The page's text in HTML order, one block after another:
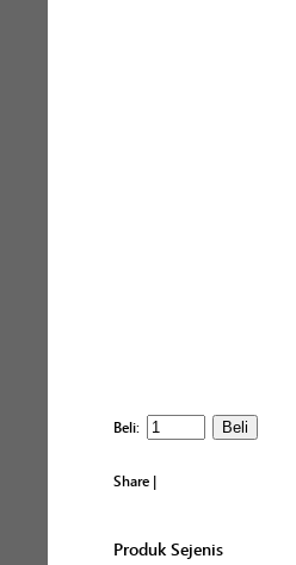
Beli:
Share |
Produk Sejenis